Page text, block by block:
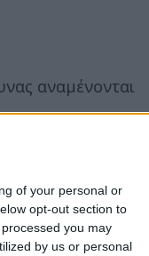
of your personal or
opt-out section to
you may
by us or personal
αναμένονται